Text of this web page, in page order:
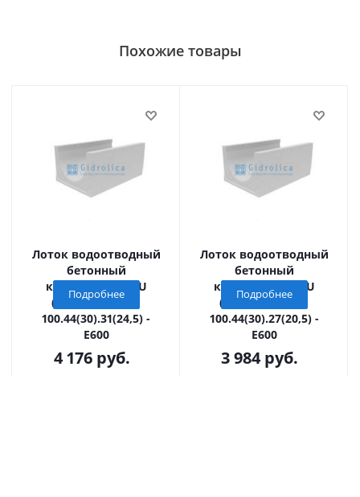
Похожие товары
Лоток водоотводный
бетонный
коробчатый GBU
(СО-300мм), KU
100.44(30).31(24,5) -
E600
4 176руб.
Подробнее
Лоток водоотводный
бетонный
коробчатый GBU
(СО-300мм), KU
100.44(30).27(20,5) -
E600
3 984руб.
Подробнее